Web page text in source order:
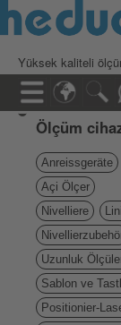
Yüksek kaliteli
Ölçüm
Anreissgeräte
Açi Ölçer
Nivelliere
Uzunluk
Sablon ve
Positionier-